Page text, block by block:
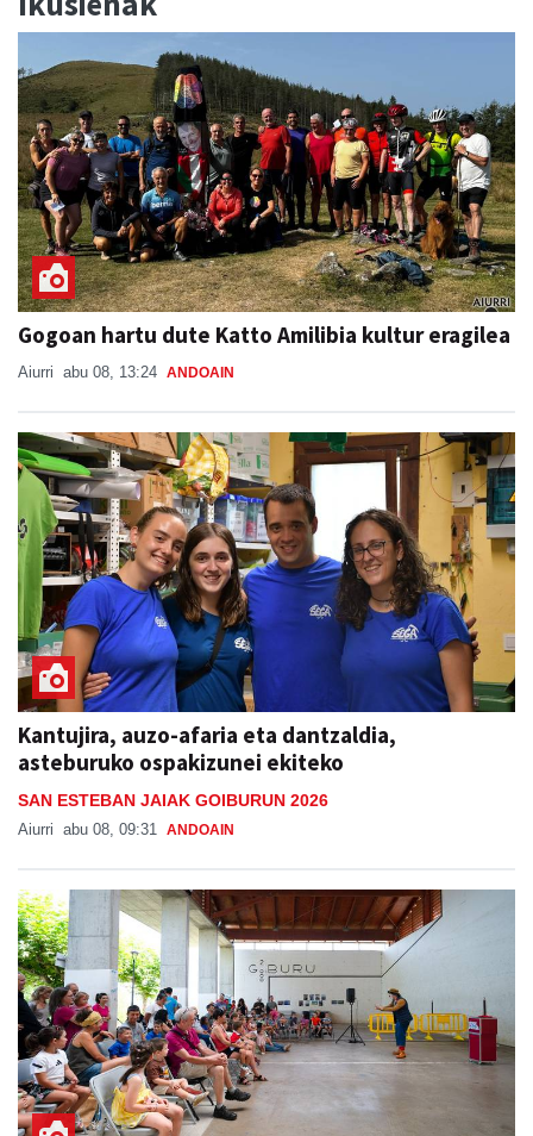
Gogoan hartu dute Katto Amilibia kultur eragilea
Aiurri abu 08, 13:24 ANDOAIN
Kantujira, auzo-afaria eta dantzaldia,
asteburuko ospakizunei ekiteko
SAN ESTEBAN JAIAK GOIBURUN 2026
Aiurri abu 08, 09:31 ANDOAIN